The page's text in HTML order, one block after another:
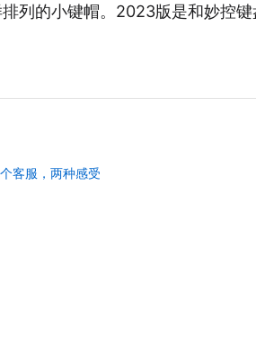
列的小键帽。2023版是和妙控键
客服，两种感受